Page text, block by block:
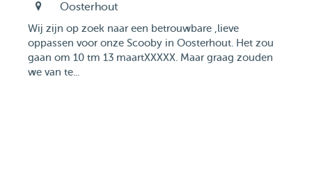
Oosterhout
Wij zijn op zoek naar een betrouwbare ,lieve
oppassen voor onze Scooby in Oosterhout. Het zou
gaan om 10 tm 13 maartXXXXX. Maar graag zouden
we van te...